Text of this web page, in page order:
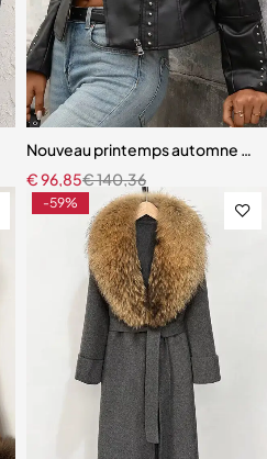
Vintage détachable
Nouveau printemps automne
€140,36
€96,85
-59%